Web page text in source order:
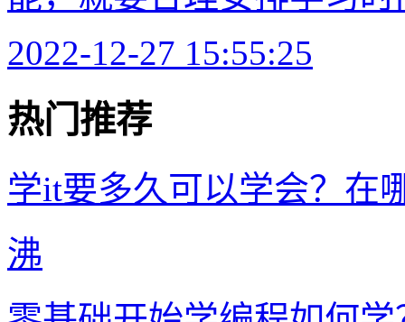
2022-12-27 15:55:25
热门推荐
学it要多久可以学会？在
沸